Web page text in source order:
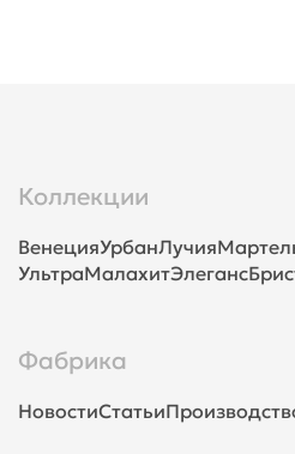
Коллекции
ВенецияУрбанЛучия
УльтраМалахитЭлеганс
Фабрика
НовостиСтатьи